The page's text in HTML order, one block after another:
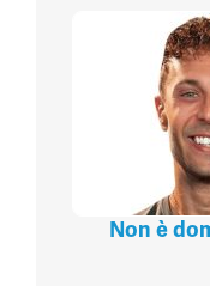
Non è